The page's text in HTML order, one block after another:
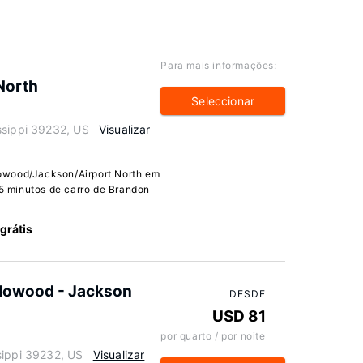
39232, US Visualizar
Jackson/Airport North em
de carro de Brandon
Para mais informações:
Seleccionar
- Jackson
39232, US Visualizar
DESDE
USD 81
por quarto / por noite